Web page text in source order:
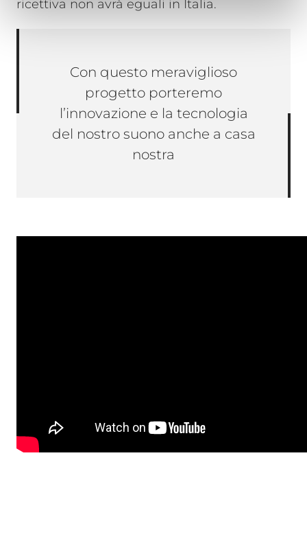
ricettiva non avrà eguali in Italia.
Con questo meraviglioso
progetto porteremo
l’innovazione e la tecnologia
del nostro suono anche a casa
nostra